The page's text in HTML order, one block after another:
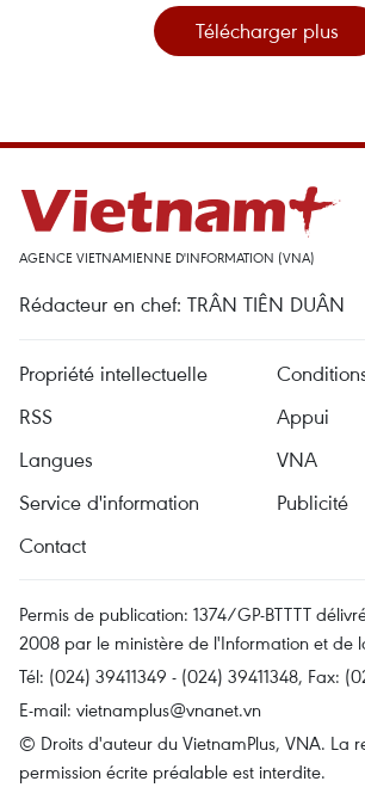
Télécharger plus
AGENCE VIETNAMIENNE D'INFORMATION (VNA)
Rédacteur en chef: TRÂN TIÊN DUÂN
Propriété intellectuelle
RSS
Appui
Langues
VNA
Service d'information
Publicité
Contact
Permis de publication: 1374/GP-BTTTT
2008 par le ministère de l'Information et de
Tél: (024) 39411349 - (024) 39411348, Fax:
E-mail: vietnamplus@vnanet.vn
© Droits d'auteur du VietnamPlus, VNA. La
permission écrite préalable est interdite.